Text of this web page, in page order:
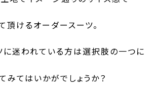
頂けるオーダースーツ。
に迷われている方は選択肢の一つに
みては いかがでしょうか？